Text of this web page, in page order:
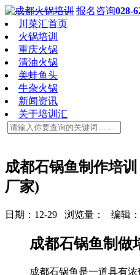
报名咨询028-
川菜汇首页
火锅培训
重庆火锅
清油火锅
美蛙鱼头
牛杂火锅
新闻资讯
关于培训汇
成都石锅鱼制作培
厂家)
日期：12-29 浏览量： 编辑：
成都石锅鱼制做
成都石锅鱼是一道具有